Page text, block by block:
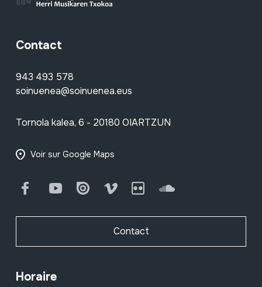
Contact
943 493 578
soinuenea@soinuenea.eus
Tornola kalea, 6 - 20180 OIARTZUN
Voir sur Google Maps
FacebookYoutube Issuu Vimeo Flickr SoundCloud
Contact
Horaire